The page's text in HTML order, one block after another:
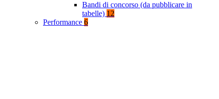
Bandi di concorso (da pubblicare in
tabelle) 12
Performance 6